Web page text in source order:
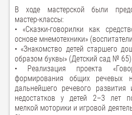
В ходе мастерской были
мастер-классы:
• «Сказки-говорилки как
основе мнемотехники»
• «Знакомство детей старшего
образом буквы» (Детский сад № 65)
• Реализация проекта
формирования общих речевых
дальнейшего речевого
недостатков у детей 2–3 лет
мелкой моторики и игровой